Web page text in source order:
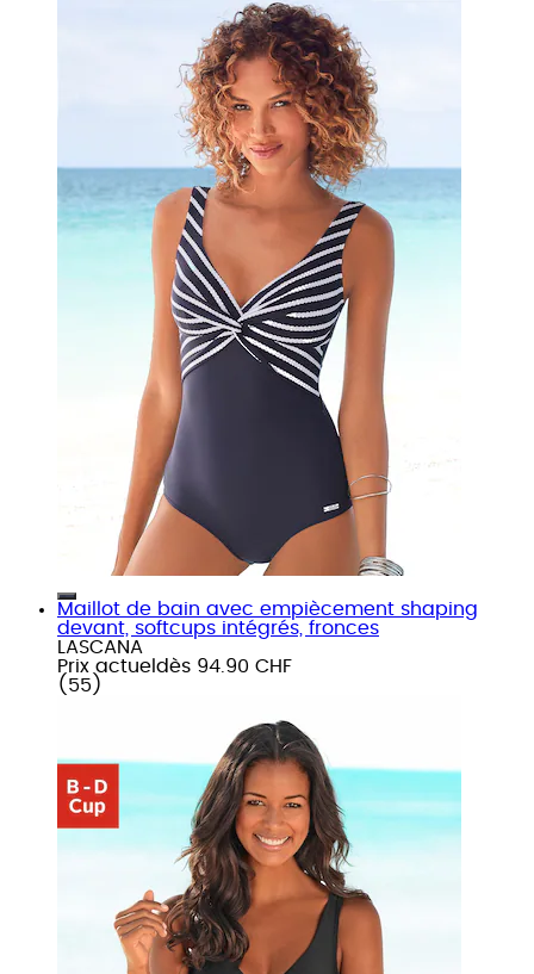
Maillot de bain avec empiècement shaping
devant, softcups intégrés, fronces
LASCANA
Prix actuel dès 94.90 CHF
( 55 )